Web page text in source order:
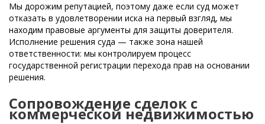
Мы дорожим репутацией, поэтому даже если суд может
отказать в удовлетворении иска на первый взгляд, мы
находим правовые аргументы для защиты доверителя.
Исполнение решения суда — также зона нашей
ответственности: мы контролируем процесс
государственной регистрации перехода прав на основании
решения.
Сопровождение сделок с
коммерческой недвижимостью